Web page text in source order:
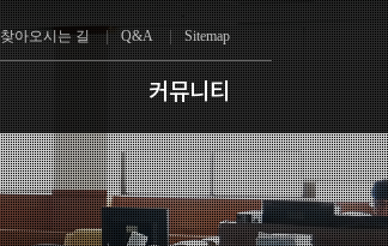
찾아오시는 길 | Q&A | Sitemap
커뮤니티